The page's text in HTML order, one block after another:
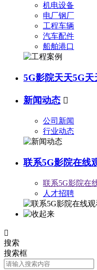
机电设备
电厂钢厂
工程车辆
汽车配件
船舶港口
5G影院天天5G
新闻动态 
公司新闻
行业动态
联系5G影院在线
联系5G影院在
人才招聘

搜索
搜索框